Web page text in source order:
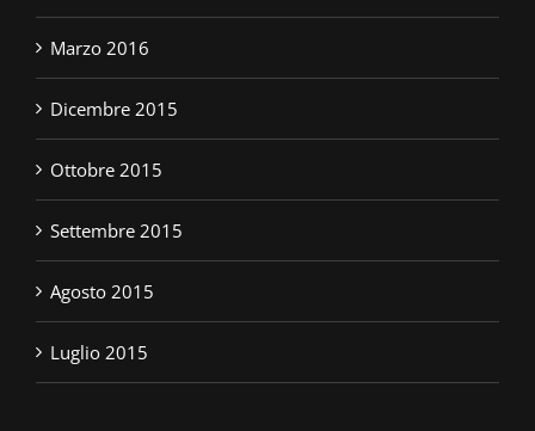
Marzo 2016
Dicembre 2015
Ottobre 2015
Settembre 2015
Agosto 2015
Luglio 2015